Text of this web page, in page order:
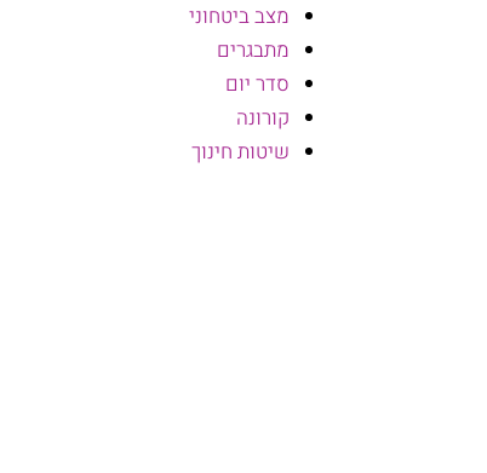
מצב ביטחוני
מתבגרים
סדר יום
קורונה
שיטות חינוך